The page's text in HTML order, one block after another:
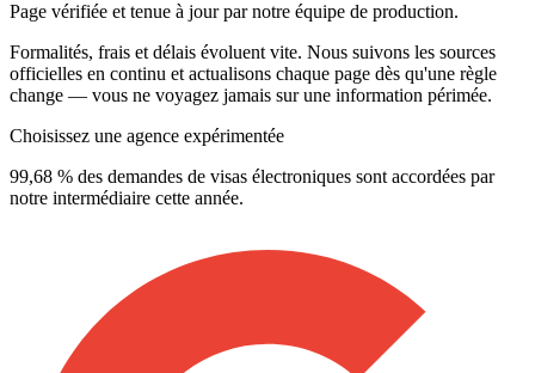
Page vérifiée et tenue à jour par notre équipe de production.
Formalités, frais et délais évoluent vite. Nous suivons les sources
officielles en continu et actualisons chaque page dès qu'une règle
change — vous ne voyagez jamais sur une information périmée.
Choisissez une agence expérimentée
99,68 % des demandes de visas électroniques sont accordées par
notre intermédiaire cette année.